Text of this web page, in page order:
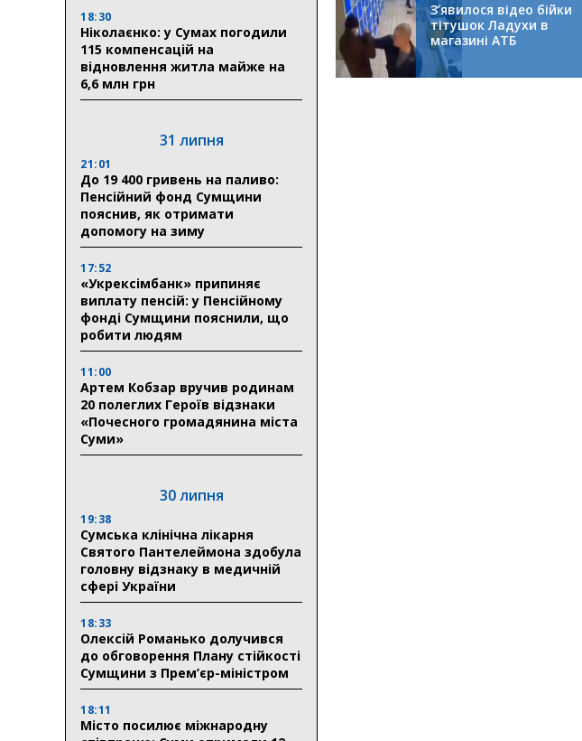
18:30
Ніколаєнко: у Сумах погодили
115 компенсацій на
відновлення житла майже на
6,6 млн грн
31 липня
21:01
До 19 400 гривень на паливо:
Пенсійний фонд Сумщини
пояснив, як отримати
допомогу на зиму
17:52
«Укрексімбанк» припиняє
виплату пенсій: у Пенсійному
фонді Сумщини пояснили, що
робити людям
11:00
Артем Кобзар вручив родинам
20 полеглих Героїв відзнаки
«Почесного громадянина міста
Суми»
30 липня
19:38
Сумська клінічна лікарня
Святого Пантелеймона здобула
головну відзнаку в медичній
сфері України
18:33
Олексій Романько долучився
до обговорення Плану стійкості
Сумщини з Прем’єр-міністром
18:11
Місто посилює міжнародну
З’явилося відео бійки
тітушок Ладухи в
магазині АТБ